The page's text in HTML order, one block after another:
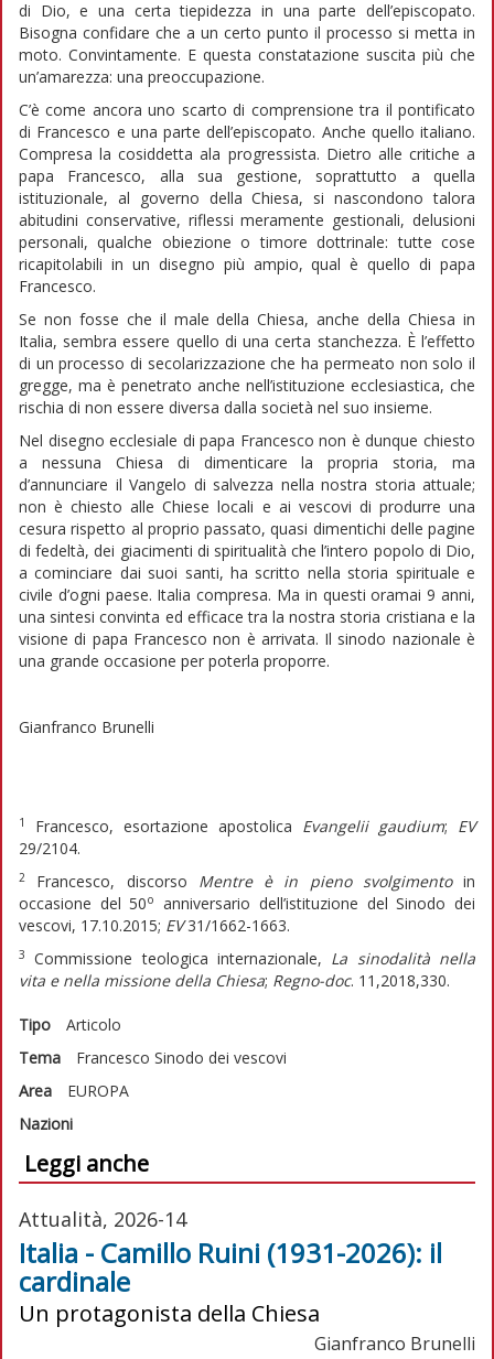
di Dio, e una certa tiepidezza in una parte dell’episcopato.
Bisogna confidare che a un certo punto il processo si metta in
moto. Convintamente. E questa constatazione suscita più che
un’amarezza: una preoccupazione.
C’è come ancora uno scarto di comprensione tra il pontificato
di Francesco e una parte dell’episcopato. Anche quello italiano.
Compresa la cosiddetta ala progressista. Dietro alle critiche a
papa Francesco, alla sua gestione, soprattutto a quella
istituzionale, al governo della Chiesa, si nascondono talora
abitudini conservative, riflessi meramente gestionali, delusioni
personali, qualche obiezione o timore dottrinale: tutte cose
ricapitolabili in un disegno più ampio, qual è quello di papa
Francesco.
Se non fosse che il male della Chiesa, anche della Chiesa in
Italia, sembra essere quello di una certa stanchezza. È l’effetto
di un processo di secolarizzazione che ha permeato non solo il
gregge, ma è penetrato anche nell’istituzione ecclesiastica, che
rischia di non essere diversa dalla società nel suo insieme.
Nel disegno ecclesiale di papa Francesco non è dunque chiesto
a nessuna Chiesa di dimenticare la propria storia, ma
d’annunciare il Vangelo di salvezza nella nostra storia attuale;
non è chiesto alle Chiese locali e ai vescovi di produrre una
cesura rispetto al proprio passato, quasi dimentichi delle pagine
di fedeltà, dei giacimenti di spiritualità che l’intero popolo di Dio,
a cominciare dai suoi santi, ha scritto nella storia spirituale e
civile d’ogni paese. Italia compresa. Ma in questi oramai 9 anni,
una sintesi convinta ed efficace tra la nostra storia cristiana e la
visione di papa Francesco non è arrivata. Il sinodo nazionale è
una grande occasione per poterla proporre.
Gianfranco Brunelli
1 Francesco, esortazione apostolica Evangelii gaudium; EV
29/2104.
2 Francesco, discorso Mentre è in pieno svolgimento in
occasione del 50o
anniversario dell’istituzione del Sinodo dei
vescovi, 17.10.2015; EV31/1662-1663.
3 Commissione teologica internazionale, La sinodalità nella
vita e nella missione della Chiesa; Regno-doc. 11,2018,330.
Tipo
Articolo
Tema
Francesco Sinodo dei vescovi
Area
EUROPA
Nazioni
Leggi anche
Attualità, 2026-14
Italia - Camillo Ruini (1931-2026): il
cardinale
Un protagonista della Chiesa
Gianfranco Brunelli